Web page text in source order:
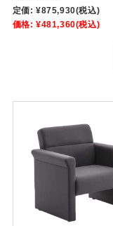
定価: ¥875,930(税込)
価格: ¥481,360(税込)